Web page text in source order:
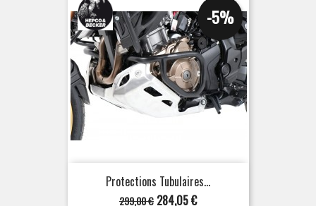
Protections Tubulaires...
Prix
299,00 €
-5%
Prix
284,05 €